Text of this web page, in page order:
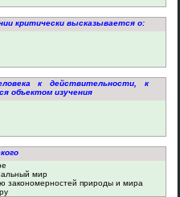
критически высказывается о:
к действительности, к
объектом изучения
мир
закономерностей природы и мира